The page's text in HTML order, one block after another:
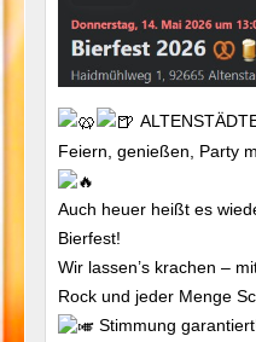
Feiern, genießen, Party
Auch heuer heißt es
Bierfest!
Wir lassen’s krachen –
Rock und jeder Menge
Stimmung